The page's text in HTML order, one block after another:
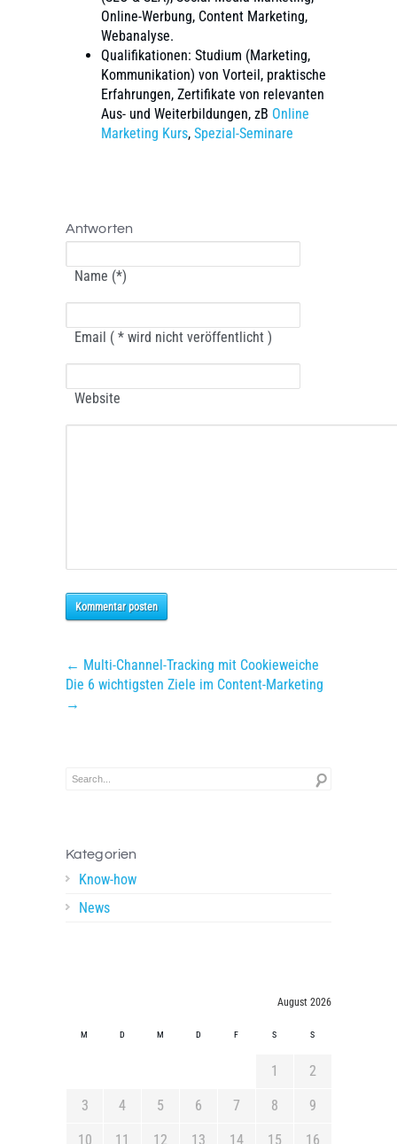
Online-Werbung, Content Marketing,
Webanalyse.
Qualifikationen: Studium (Marketing,
Kommunikation) von Vorteil, praktische
Erfahrungen, Zertifikate von relevanten
Aus- und Weiterbildungen, zB Online
Marketing Kurs, Spezial-Seminare
Antworten
Name (*)
Email ( * wird nicht veröffentlicht )
Website
Kommentar posten
← Multi-Channel-Tracking mit Cookieweiche
Die 6 wichtigsten Ziele im Content-Marketing
→
Kategorien
Know-how
News
August 2026
M D M D F S S
1 2
3 4 5 6 7 8 9
10 11 12 13 14 15 16